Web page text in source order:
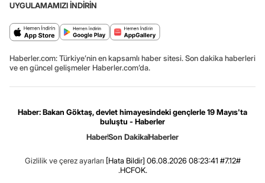
UYGULAMAMIZI İNDİRİN
Haberler.com: Türkiye’nin en kapsamlı haber sitesi. Son dakika haberleri
ve en güncel gelişmeler Haberler.com’da.
Haber: Bakan Göktaş, devlet himayesindeki gençlerle 19 Mayıs'ta
buluştu - Haberler
HaberSon DakikaHaberler
Gizlilik ve çerez ayarları [Hata Bildir] 06.08.2026 08:23:41 #7.12#
.HCFOK.